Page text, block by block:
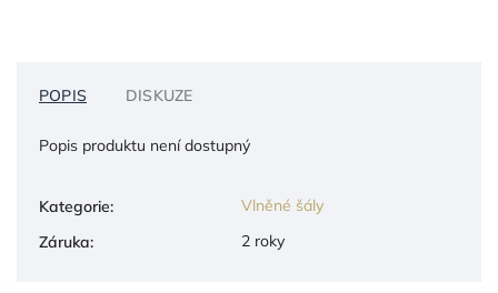
POPIS DISKUZE
Popis produktu není dostupný
Kategorie:
Vlněné šály
Záruka: 2 roky